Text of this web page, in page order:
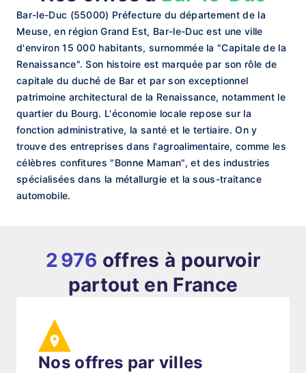
Bar-le-Duc (55000) Préfecture du département de la
Meuse, en région Grand Est, Bar-le-Duc est une ville
d'environ 15 000 habitants, surnommée la "Capitale de la
Renaissance". Son histoire est marquée par son rôle de
capitale du duché de Bar et par son exceptionnel
patrimoine architectural de la Renaissance, notamment le
quartier du Bourg. L'économie locale repose sur la
fonction administrative, la santé et le tertiaire. On y
trouve des entreprises dans l'agroalimentaire, comme les
célèbres confitures "Bonne Maman", et des industries
spécialisées dans la métallurgie et la sous-traitance
automobile.
2 976 offres à pourvoir
partout en France
Nos offres par villes